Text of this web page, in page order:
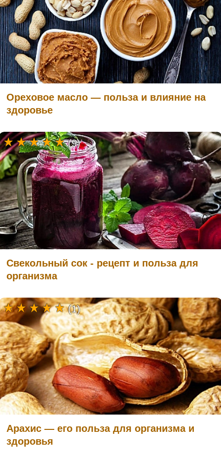
Ореховое масло — польза и влияние на
здоровье
Свекольный сок - рецепт и польза для
организма
(9)
Арахис — его польза для организма и
здоровья
(1)